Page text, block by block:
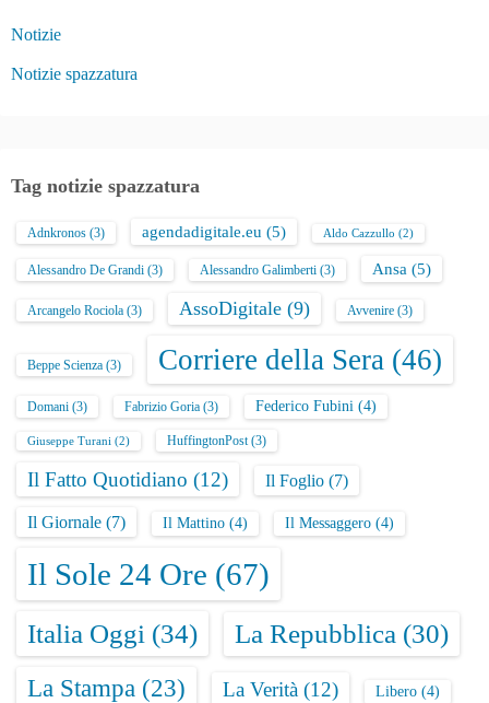
Notizie
Notizie spazzatura
Tag notizie spazzatura
Adnkronos (3) agendadigitale.eu (5) Aldo Cazzullo (2)
Alessandro De Grandi (3) Alessandro Galimberti (3) Ansa (5)
Arcangelo Rociola (3) AssoDigitale (9) Avvenire (3)
Beppe Scienza (3) Corriere della Sera (46)
Domani (3) Fabrizio Goria (3) Federico Fubini (4)
Giuseppe Turani (2) HuffingtonPost(3)
Il Fatto Quotidiano (12) Il Foglio (7)
Il Giornale (7) Il Mattino (4) Il Messaggero (4)
Il Sole 24 Ore (67)
Italia Oggi (34) La Repubblica (30)
La Stampa (23) La Verità (12) Libero (4)